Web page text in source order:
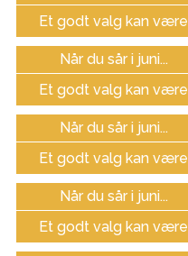
Et godt valg kan være
Når du sår i juni...
Et godt valg kan være
Når du sår i juni...
Et godt valg kan være
Når du sår i juni...
Et godt valg kan være